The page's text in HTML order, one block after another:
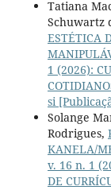
Tatiana
Schuwartz
ESTÉTICA
1 (2026):
si
Solange
Rodrigues,
KANELA/
v. 16 n. 1
DE